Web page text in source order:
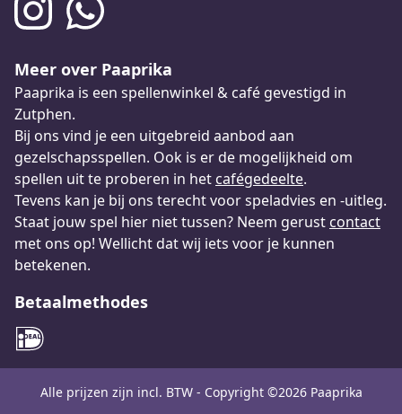
Meer over Paaprika
Paaprika is een spellenwinkel & café gevestigd in
Zutphen.
Bij ons vind je een uitgebreid aanbod aan
gezelschapsspellen. Ook is er de mogelijkheid om
spellen uit te proberen in het cafégedeelte.
Tevens kan je bij ons terecht voor speladvies en -uitleg.
Staat jouw spel hier niet tussen? Neem gerust contact
met ons op! Wellicht dat wij iets voor je kunnen
betekenen.
Betaalmethodes
Alle prijzen zijn incl. BTW - Copyright ©2026 Paaprika